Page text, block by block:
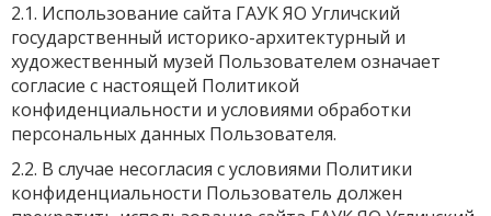
2.1. Использование сайта ГАУК ЯО Угличский
государственный историко-архитектурный и
художественный музей Пользователем означает
согласие с настоящей Политикой
конфиденциальности и условиями обработки
персональных данных Пользователя.
2.2. В случае несогласия с условиями Политики
конфиденциальности Пользователь должен